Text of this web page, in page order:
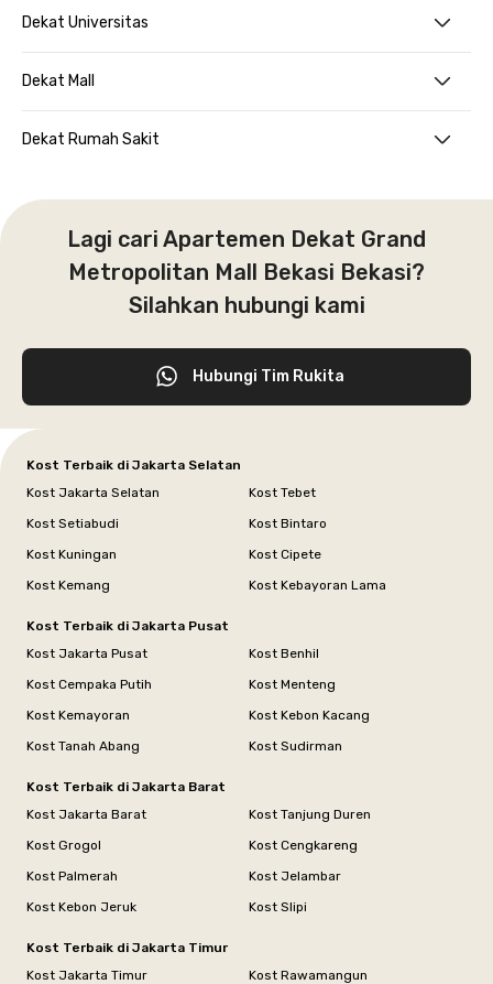
Dekat Universitas
Dekat Mall
Dekat Rumah Sakit
Lagi cari Apartemen Dekat Grand
Metropolitan Mall Bekasi Bekasi?
Silahkan hubungi kami
Hubungi Tim Rukita
Kost Terbaik di Jakarta Selatan
Kost Jakarta Selatan
Kost Tebet
Kost Setiabudi
Kost Bintaro
Kost Kuningan
Kost Cipete
Kost Kemang
Kost Kebayoran Lama
Kost Terbaik di Jakarta Pusat
Kost Jakarta Pusat
Kost Benhil
Kost Cempaka Putih
Kost Menteng
Kost Kemayoran
Kost Kebon Kacang
Kost Tanah Abang
Kost Sudirman
Kost Terbaik di Jakarta Barat
Kost Jakarta Barat
Kost Tanjung Duren
Kost Grogol
Kost Cengkareng
Kost Palmerah
Kost Jelambar
Kost Kebon Jeruk
Kost Slipi
Kost Terbaik di Jakarta Timur
Kost Jakarta Timur
Kost Rawamangun